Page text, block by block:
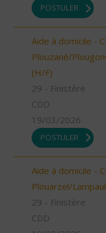
POSTULER
Aide à domicile -
Plouzané/
(H/F)
29 - Finistère
CDD
19/03/2026
POSTULER
Aide à domicile -
Plouarzel/
29 - Finistère
CDD